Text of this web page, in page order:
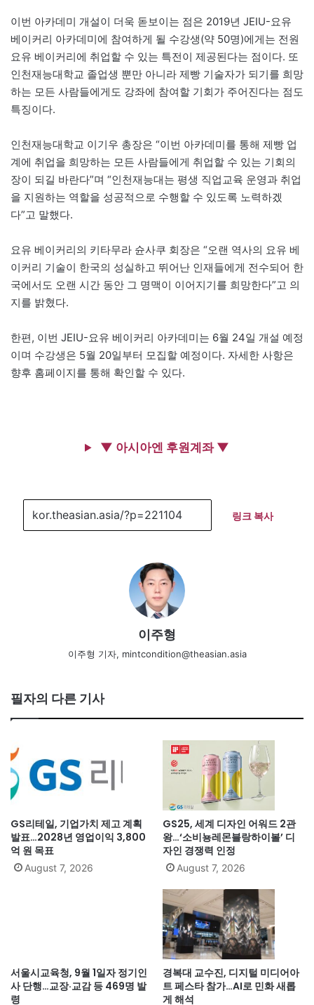
이번 아카데미 개설이 더욱 돋보이는 점은 2019년 JEIU-요유
베이커리 아카데미에 참여하게 될 수강생(약 50명)에게는 전원
요유 베이커리에 취업할 수 있는 특전이 제공된다는 점이다. 또
인천재능대학교 졸업생 뿐만 아니라 제빵 기술자가 되기를 희망
하는 모든 사람들에게도 강좌에 참여할 기회가 주어진다는 점도
특징이다.
인천재능대학교 이기우 총장은 “이번 아카데미를 통해 제빵 업
계에 취업을 희망하는 모든 사람들에게 취업할 수 있는 기회의
장이 되길 바란다”며 “인천재능대는 평생 직업교육 운영과 취업
을 지원하는 역할을 성공적으로 수행할 수 있도록 노력하겠
다”고 말했다.
요유 베이커리의 키타무라 슌사쿠 회장은 “오랜 역사의 요유 베
이커리 기술이 한국의 성실하고 뛰어난 인재들에게 전수되어 한
국에서도 오랜 시간 동안 그 명맥이 이어지기를 희망한다”고 의
지를 밝혔다.
한편, 이번 JEIU-요유 베이커리 아카데미는 6월 24일 개설 예정
이며 수강생은 5월 20일부터 모집할 예정이다. 자세한 사항은
향후 홈페이지를 통해 확인할 수 있다.
▼ 아시아엔 후원계좌 ▼
링크 복사
이주형
이주형 기자, mintcondition@theasian.asia
필자의 다른 기사
GS리테일, 기업가치 제고 계획
발표…2028년 영업이익 3,800
억 원 목표
August 7, 2026
GS25, 세계 디자인 어워드 2관
왕…‘소비뇽레몬블랑하이볼’ 디
자인 경쟁력 인정
August 7, 2026
서울시교육청, 9월 1일자 정기인
사 단행…교장·교감 등 469명 발
령
경복대 교수진, 디지털 미디어아
트 페스타 참가…AI로 민화 새롭
게 해석